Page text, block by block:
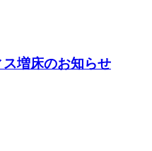
増床のお知らせ